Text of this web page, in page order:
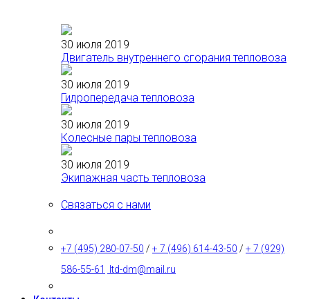
30 июля 2019
Двигатель внутреннего сгорания тепловоза
30 июля 2019
Гидропередача тепловоза
30 июля 2019
Колесные пары тепловоза
30 июля 2019
Экипажная часть тепловоза
Связаться с нами
+7 (495) 280-07-50 / + 7 (496) 614-43-50 / + 7 (929)
586-55-61
ltd-dm@mail.ru